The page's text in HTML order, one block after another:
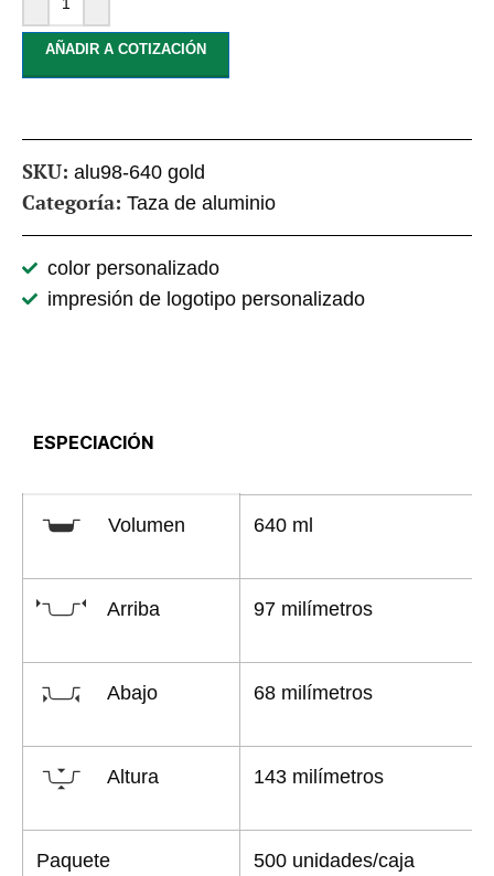
AÑADIR A COTIZACIÓN
SKU: alu98-640 gold
Categoría: Taza de aluminio
color personalizado
impresión de logotipo personalizado
ESPECIACIÓN
Volumen 640 ml
Arriba 97 milímetros
Abajo 68 milímetros
Altura 143 milímetros
Paquete 500 unidades/caja